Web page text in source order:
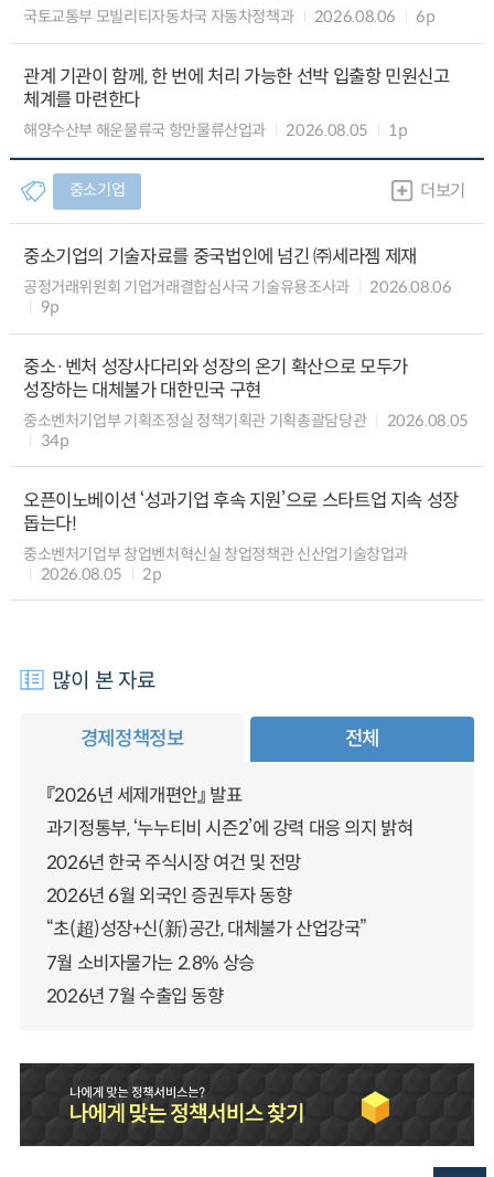
국토교통부 모빌리티자동차국 자동차정책과 2026.08.06 6p
관계 기관이 함께, 한 번에 처리 가능한 선박 입출항 민원신고
체계를 마련한다
해양수산부 해운물류국 항만물류산업과 2026.08.05 1p
중소기업 더보기
중소기업의 기술자료를 중국법인에 넘긴 ㈜세라젬 제재
공정거래위원회 기업거래결합심사국 기술유용조사과
2026.08.06
9p
중소·벤처 성장사다리와 성장의 온기 확산으로 모두가
성장하는 대체불가 대한민국 구현
중소벤처기업부 기획조정실 정책기획관 기획총괄담당관
2026.08.05
34p
오픈이노베이션 ‘성과기업 후속 지원’으로 스타트업 지속 성장
돕는다!
중소벤처기업부 창업벤처혁신실 창업정책관 신산업기술창업과
2026.08.05
2p
많이 본 자료
경제정책정보 전체
『2026년 세제개편안』 발표
과기정통부, ‘누누티비 시즌2’에 강력 대응 의지 밝혀
2026년 한국 주식시장 여건 및 전망
2026년 6월 외국인 증권투자 동향
“초(超)성장+신(新)공간, 대체불가 산업강국”
7월 소비자물가는 2.8% 상승
2026년 7월 수출입 동향